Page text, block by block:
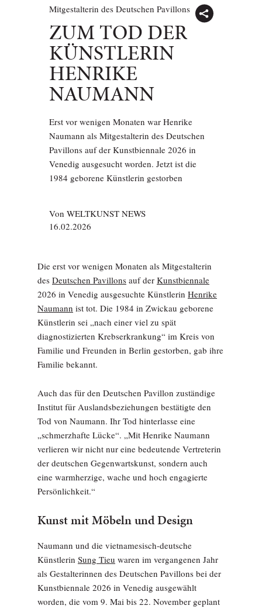
Mitgestalterin des Deutschen Pavillons
ZUM TOD DER
KÜNSTLERIN
HENRIKE
NAUMANN
Erst vor wenigen Monaten war Henrike
Naumann als Mitgestalterin des Deutschen
Pavillons auf der Kunstbiennale 2026 in
Venedig ausgesucht worden. Jetzt ist die
1984 geborene Künstlerin gestorben
Von WELTKUNST NEWS
16.02.2026
Die erst vor wenigen Monaten als Mitgestalterin
des Deutschen Pavillons auf der Kunstbiennale
2026 in Venedig ausgesuchte Künstlerin Henrike
Naumann ist tot. Die 1984 in Zwickau geborene
Künstlerin sei „nach einer viel zu spät
diagnostizierten Krebserkrankung“ im Kreis von
Familie und Freunden in Berlin gestorben, gab ihre
Familie bekannt.
Auch das für den Deutschen Pavillon zuständige
Institut für Auslandsbeziehungen bestätigte den
Tod von Naumann. Ihr Tod hinterlasse eine
„schmerzhafte Lücke“. „Mit Henrike Naumann
verlieren wir nicht nur eine bedeutende Vertreterin
der deutschen Gegenwartskunst, sondern auch
eine warmherzige, wache und hoch engagierte
Persönlichkeit.“
Kunst mit Möbeln und Design
Naumann und die vietnamesisch-deutsche
Künstlerin Sung Tieu waren im vergangenen Jahr
als Gestalterinnen des Deutschen Pavillons bei der
Kunstbiennale 2026 in Venedig ausgewählt
worden, die vom 9. Mai bis 22. November geplant